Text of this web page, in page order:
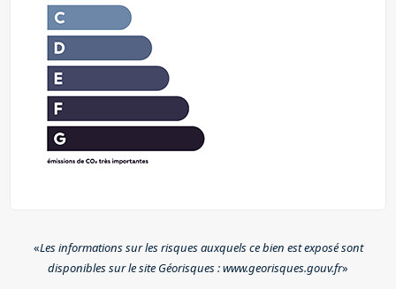
«Les informations sur les risques auxquels ce bien est exposé sont
disponibles sur le site Géorisques : www.georisques.gouv.fr»